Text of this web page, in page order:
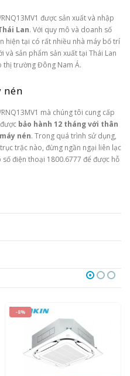
được sản xuất và nhập
Lan. Với quy mô và doanh số
hiện tại có rất nhiều nhà máy bố trí
và sản phẩm sản xuất tại Thái Lan
thị trường Đông Nam Á.
nén
mà chúng tôi cung cấp
bảo hành 12 tháng với thân
nén. Trong quá trình sử dụng,
trặc nào, đừng ngần ngại liên lạc
điện thoại 1800.6777 để được hỗ
-8%